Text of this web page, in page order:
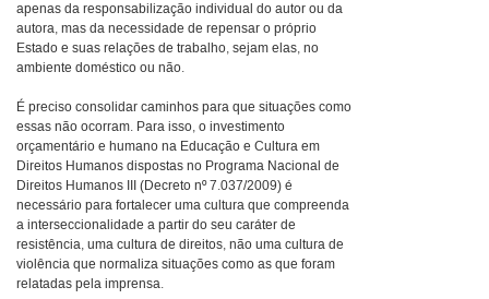
apenas da responsabilização individual do autor ou da
autora, mas da necessidade de repensar o próprio
Estado e suas relações de trabalho, sejam elas, no
ambiente doméstico ou não.
É preciso consolidar caminhos para que situações como
essas não ocorram. Para isso, o investimento
orçamentário e humano na Educação e Cultura em
Direitos Humanos dispostas no Programa Nacional de
Direitos Humanos III (Decreto nº 7.037/2009) é
necessário para fortalecer uma cultura que compreenda
a interseccionalidade a partir do seu caráter de
resistência, uma cultura de direitos, não uma cultura de
violência que normaliza situações como as que foram
relatadas pela imprensa.